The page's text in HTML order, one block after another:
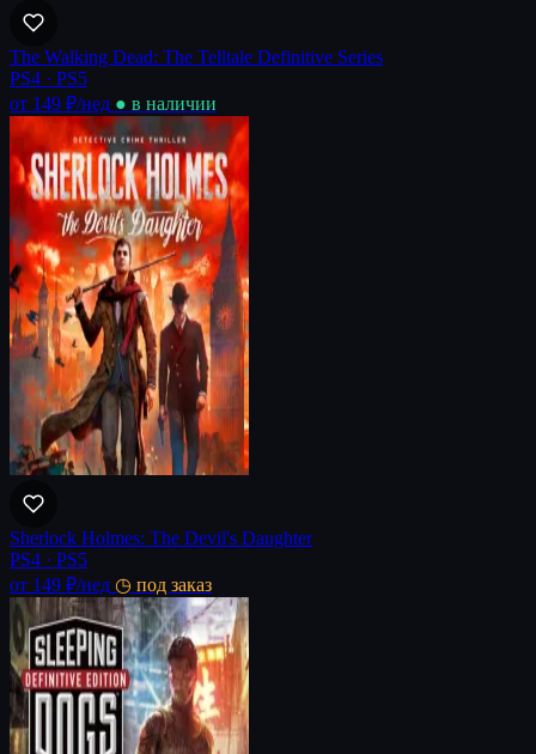
The Walking Dead: The Telltale Definitive Series
PS4 · PS5
от 149 ₽/нед ● в наличии
Sherlock Holmes: The Devil's Daughter
PS4 · PS5
от 149 ₽/нед ◷ под заказ